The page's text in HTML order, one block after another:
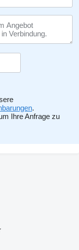
.
Ihre Anfrage zu